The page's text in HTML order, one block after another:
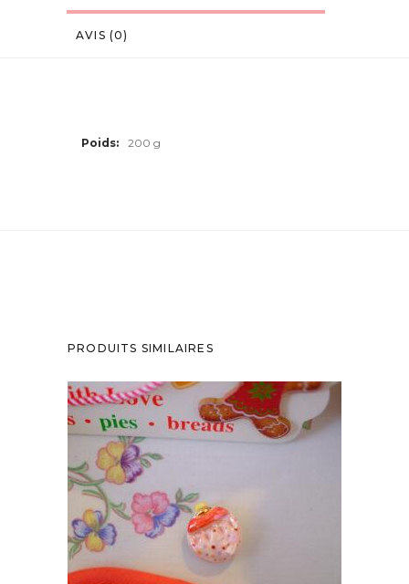
AVIS (0)
Poids 200 g
PRODUITS SIMILAIRES
MAGNET BOULE DE NOËL ROUGE ROSE ET
OR
12,90€
AJOUTER AU PANIER